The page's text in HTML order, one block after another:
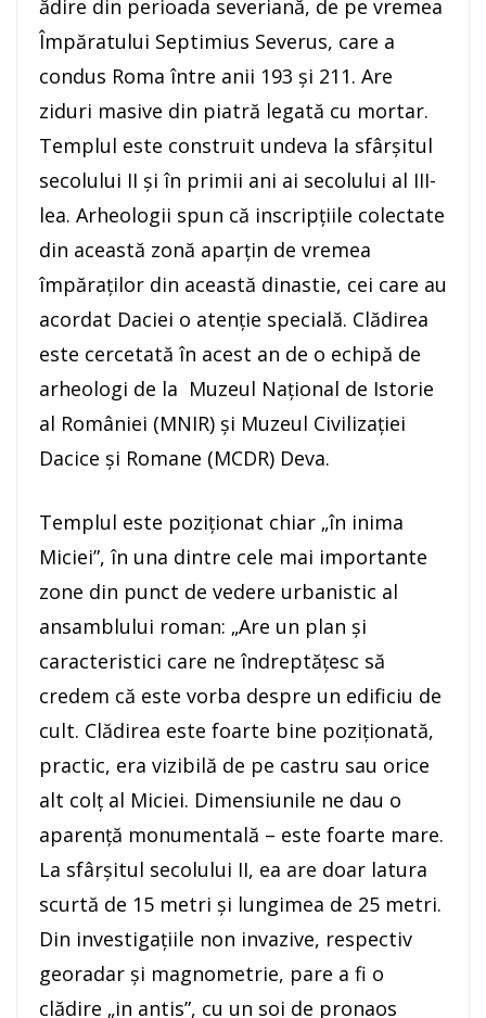
ădire din perioada severiană, de pe vremea
Împăratului Septimius Severus, care a
condus Roma între anii 193 şi 211. Are
ziduri masive din piatră legată cu mortar.
Templul este construit undeva la sfârşitul
secolului II şi în primii ani ai secolului al III-
lea. Arheologii spun că inscripţiile colectate
din această zonă aparţin de vremea
împăraţilor din această dinastie, cei care au
acordat Daciei o atenţie specială. Clădirea
este cercetată în acest an de o echipă de
arheologi de la Muzeul Naţional de Istorie
al României (MNIR) şi Muzeul Civilizaţiei
Dacice şi Romane (MCDR) Deva.
Templul este poziţionat chiar „în inima
Miciei”, în una dintre cele mai importante
zone din punct de vedere urbanistic al
ansamblului roman: „Are un plan şi
caracteristici care ne îndreptăţesc să
credem că este vorba despre un edificiu de
cult. Clădirea este foarte bine poziţionată,
practic, era vizibilă de pe castru sau orice
alt colţ al Miciei. Dimensiunile ne dau o
aparenţă monumentală – este foarte mare.
La sfârşitul secolului II, ea are doar latura
scurtă de 15 metri şi lungimea de 25 metri.
Din investigaţiile non invazive, respectiv
georadar şi magnometrie, pare a fi o
clădire „in antis”, cu un soi de pronaos